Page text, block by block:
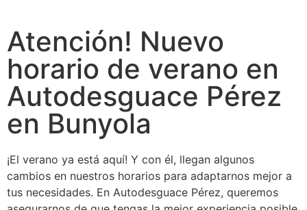
Atención! Nuevo
horario de verano en
Autodesguace Pérez
en Bunyola
¡El verano ya está aquí! Y con él, llegan algunos
cambios en nuestros horarios para adaptarnos mejor a
tus necesidades. En Autodesguace Pérez, queremos